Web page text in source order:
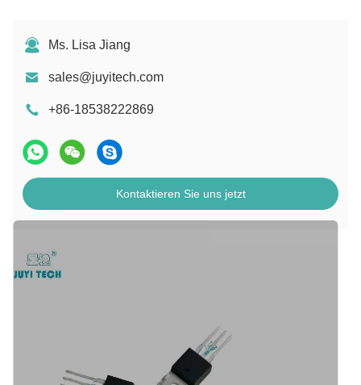
Ms. Lisa Jiang
sales@juyitech.com
+86-18538222869
Kontaktieren Sie uns jetzt